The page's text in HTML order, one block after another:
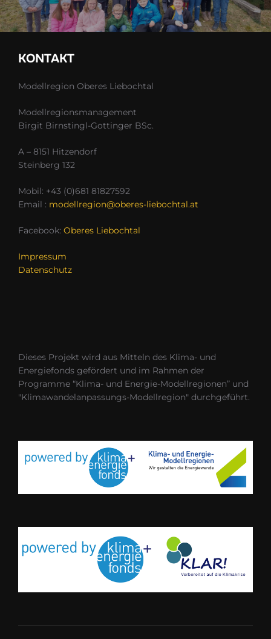
KONTAKT
Modellregion Oberes Liebochtal
Modellregionsmanagement
Birgit Birnstingl-Gottinger BSc.
A – 8151 Hitzendorf
Steinberg 132
Mobil: +43 (0)681 81827592
Email : modellregion@oberes-liebochtal.at
Facebook: Oberes Liebochtal
Impressum
Datenschutz
Dieses Projekt wird aus Mitteln des Klima- und
Energiefonds gefördert und im Rahmen der
Programme “Klima- und Energie-Modellregionen” und
"Klimawandelanpassungs-Modellregion" durchgeführt.